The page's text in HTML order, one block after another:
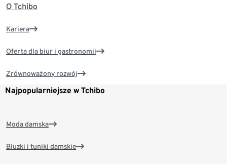
O Tchibo
Kariera
Oferta dla biur i gastronomii
Zrównoważony rozwój
Najpopularniejsze w Tchibo
Moda damska
Bluzki i tuniki damskie